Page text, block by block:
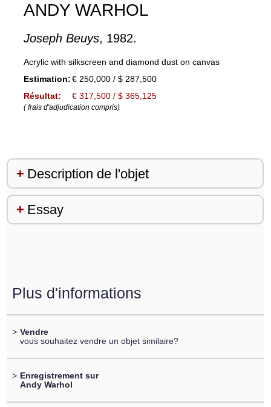
ANDY WARHOL
Joseph Beuys, 1982.
Acrylic with silkscreen and diamond dust on canvas
Estimation:€ 250,000 / $ 287,500
Résultat:
€ 317,500 / $ 365,125
( frais d'adjudication compris)
Description de l'objet
Essay
Plus d'informations
> Vendre
vous souhaitez vendre un objet similaire?
> Enregistrement sur
Andy Warhol